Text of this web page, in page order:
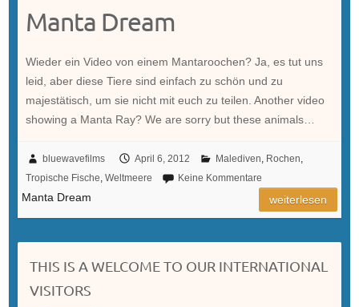
Manta Dream
Wieder ein Video von einem Mantaroochen? Ja, es tut uns
leid, aber diese Tiere sind einfach zu schön und zu
majestätisch, um sie nicht mit euch zu teilen. Another video
showing a Manta Ray? We are sorry but these animals…
bluewavefilms April 6, 2012 Malediven, Rochen,
Tropische Fische, Weltmeere Keine Kommentare
Manta Dream weiterlesen
THIS IS A WELCOME TO OUR INTERNATIONAL
VISITORS